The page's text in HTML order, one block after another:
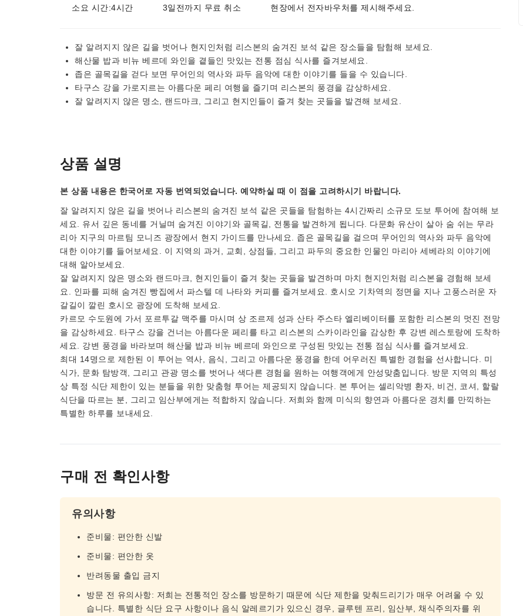
소요 시간:4시간 3일전까지 무료 취소 현장에서 전자바우처를 제시해주세요.
잘 알려지지 않은 길을 벗어나 현지인처럼 리스본의 숨겨진 보석 같은 장소들을 탐험해 보세요.
해산물 밥과 비뉴 베르데 와인을 곁들인 맛있는 전통 점심 식사를 즐겨보세요.
좁은 골목길을 걷다 보면 무어인의 역사와 파두 음악에 대한 이야기를 들을 수 있습니다.
타구스 강을 가로지르는 아름다운 페리 여행을 즐기며 리스본의 풍경을 감상하세요.
잘 알려지지 않은 명소, 랜드마크, 그리고 현지인들이 즐겨 찾는 곳들을 발견해 보세요.
상품 설명
본 상품 내용은 한국어로 자동 번역되었습니다. 예약하실 때 이 점을 고려하시기 바랍니다.
잘 알려지지 않은 길을 벗어나 리스본의 숨겨진 보석 같은 곳들을 탐험하는 4시간짜리 소규모 도보 투어에 참여해 보
세요. 유서 깊은 동네를 거닐며 숨겨진 이야기와 골목길, 전통을 발견하게 됩니다. 다문화 유산이 살아 숨 쉬는 무라
리아 지구의 마르팀 모니즈 광장에서 현지 가이드를 만나세요. 좁은 골목길을 걸으며 무어인의 역사와 파두 음악에
대한 이야기를 들어보세요. 이 지역의 과거, 교회, 상점들, 그리고 파두의 중요한 인물인 마리아 세베라의 이야기에
대해 알아보세요.
잘 알려지지 않은 명소와 랜드마크, 현지인들이 즐겨 찾는 곳들을 발견하며 마치 현지인처럼 리스본을 경험해 보세
요. 인파를 피해 숨겨진 빵집에서 파스텔 데 나타와 커피를 즐겨보세요. 호시오 기차역의 정면을 지나 고풍스러운 자
갈길이 깔린 호시오 광장에 도착해 보세요.
카르모 수도원에 가서 포르투갈 맥주를 마시며 상 조르제 성과 산타 주스타 엘리베이터를 포함한 리스본의 멋진 전망
을 감상하세요. 타구스 강을 건너는 아름다운 페리를 타고 리스본의 스카이라인을 감상한 후 강변 레스토랑에 도착하
세요. 강변 풍경을 바라보며 해산물 밥과 비뉴 베르데 와인으로 구성된 맛있는 전통 점심 식사를 즐겨보세요.
최대 14명으로 제한된 이 투어는 역사, 음식, 그리고 아름다운 풍경을 한데 어우러진 특별한 경험을 선사합니다. 미
식가, 문화 탐방객, 그리고 관광 명소를 벗어나 색다른 경험을 원하는 여행객에게 안성맞춤입니다. 방문 지역의 특성
상 특정 식단 제한이 있는 분들을 위한 맞춤형 투어는 제공되지 않습니다. 본 투어는 셀리악병 환자, 비건, 코셔, 할랄
식단을 따르는 분, 그리고 임산부에게는 적합하지 않습니다. 저희와 함께 미식의 향연과 아름다운 경치를 만끽하는
특별한 하루를 보내세요.
구매 전 확인사항
유의사항
준비물: 편안한 신발
준비물: 편안한 옷
반려동물 출입 금지
방문 전 유의사항: 저희는 전통적인 장소를 방문하기 때문에 식단 제한을 맞춰드리기가 매우 어려울 수 있
습니다. 특별한 식단 요구 사항이나 음식 알레르기가 있으신 경우, 글루텐 프리, 임산부, 채식주의자를 위